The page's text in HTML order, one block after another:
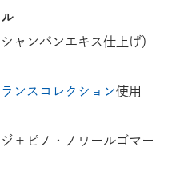
ャンパンエキス仕上げ）
ンスコレクション使用
ジ＋ピノ・ノワールゴマー